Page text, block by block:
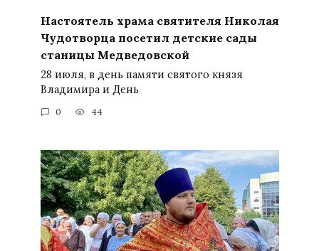
Настоятель храма святителя Николая
Чудотворца посетил детские сады
станицы Медведовской
28 июля, в день памяти святого князя
Владимира и День
0 44